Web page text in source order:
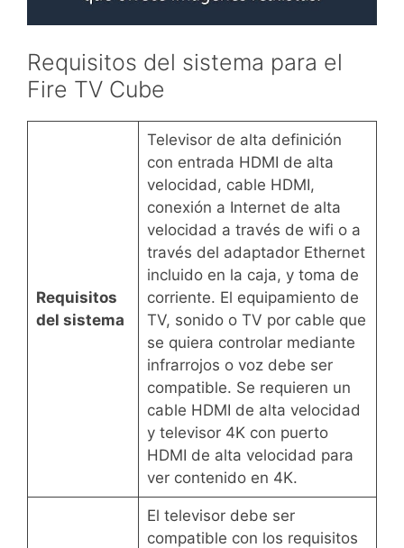
Requisitos del sistema para el
Fire TV Cube
Requisitos
del sistema
Televisor de alta definición
con entrada HDMI de alta
velocidad, cable HDMI,
conexión a Internet de alta
velocidad a través de wifi o a
través del adaptador Ethernet
incluido en la caja, y toma de
corriente. El equipamiento de
TV, sonido o TV por cable que
se quiera controlar mediante
infrarrojos o voz debe ser
compatible. Se requieren un
cable HDMI de alta velocidad
y televisor 4K con puerto
HDMI de alta velocidad para
ver contenido en 4K.
El televisor debe ser
compatible con los requisitos